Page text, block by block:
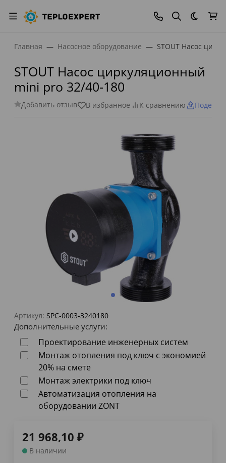
Темная
Главная Насосное оборудование STOUT Насос
STOUT Насос циркуляционный
mini pro 32/40-180
Добавить отзыв В избранное К сравнению
Артикул: SPC-0003-3240180
Дополнительные услуги:
Проектирование инженерных систем
Монтаж отопления под ключ с экономией
20% на смете
Монтаж электрики под ключ
Автоматизация отопления на
оборудовании ZONT
21 968,10 ₽
В наличии